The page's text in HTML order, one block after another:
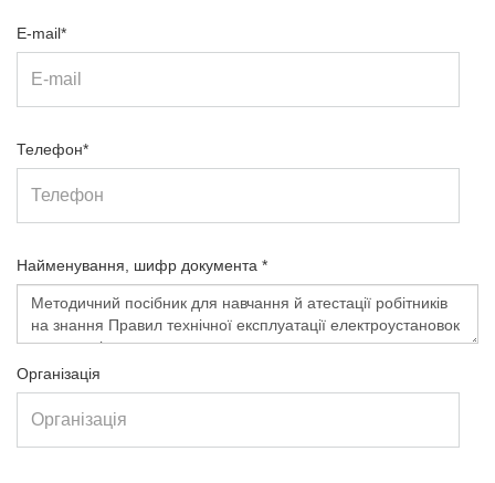
E-mail*
Телефон*
Найменування, шифр документа *
Організація